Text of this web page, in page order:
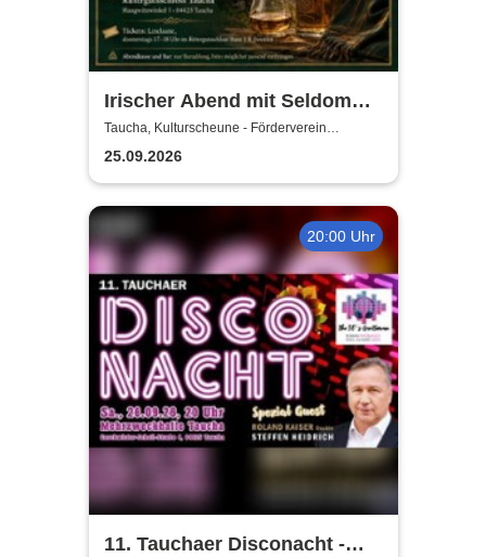
Irischer Abend mit Seldom
Sober Company | Live-Musik
& Whisky in der
Kulturscheune Taucha
Taucha, Kulturscheune - Förderverein
Rittergutschloss Taucha e.V.
25.09.2026
20:00 Uhr
11. Tauchaer Disconacht -